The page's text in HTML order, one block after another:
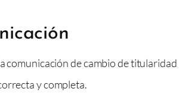
comunicación de cambio de titularidad
y completa.